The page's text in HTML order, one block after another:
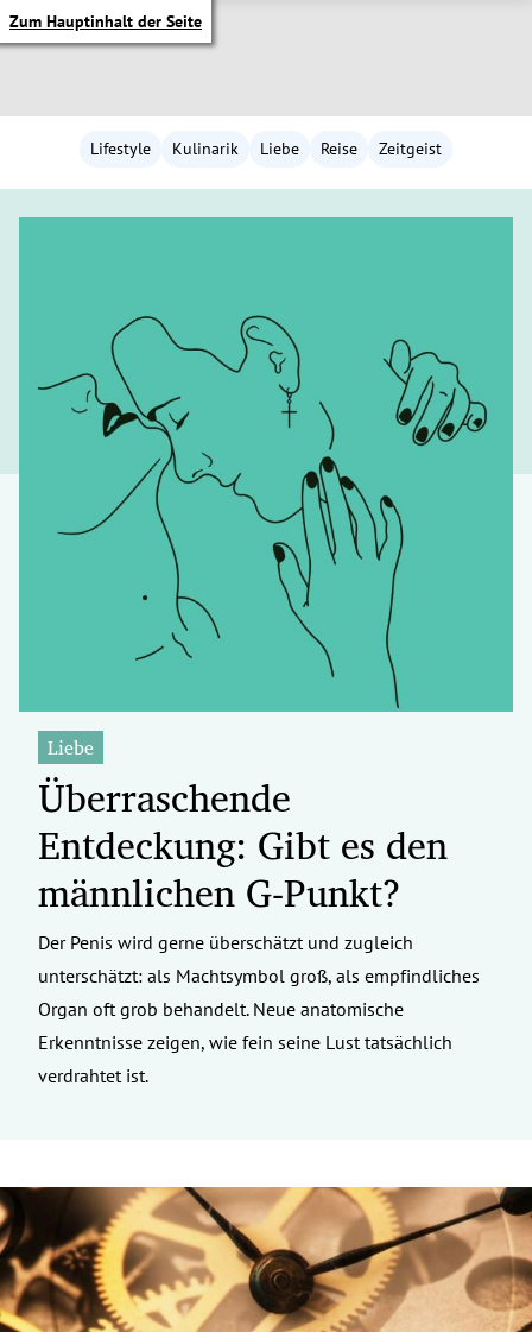
Zum Hauptinhalt der Seite
Untermenü
Untermenü
Untermenü
Untermenü
Untermenü
Untermenü
Untermenü
Untermenü
Lifestyle Kulinarik Liebe Reise Zeitgeist
Liebe
Überraschende
Entdeckung: Gibt es den
männlichen G-Punkt?
Der Penis wird gerne überschätzt und zugleich
unterschätzt: als Machtsymbol groß, als empfindliches
Organ oft grob behandelt. Neue anatomische
Erkenntnisse zeigen, wie fein seine Lust tatsächlich
verdrahtet ist.